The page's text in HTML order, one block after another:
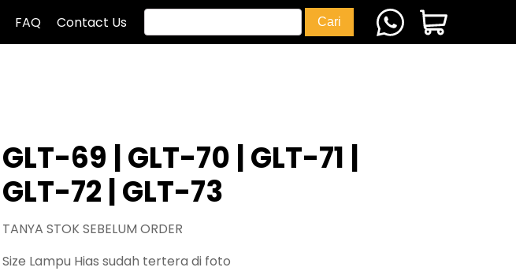
FAQ Contact Us
GLT-69 | GLT-70 | GLT-71 |
GLT-72 | GLT-73
TANYA STOK SEBELUM ORDER
Size Lampu Hias sudah tertera di foto